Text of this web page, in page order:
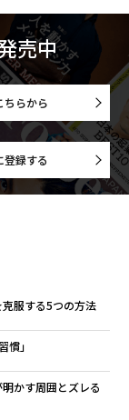
売中
ちらから
登録する
服する5つの方法
慣」
かす周囲とズレる